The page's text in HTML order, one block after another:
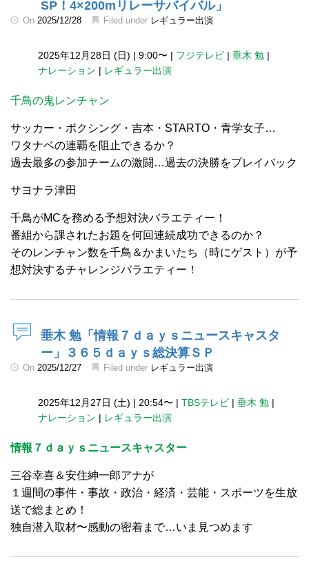
SP！4×200mリレーサバイバル」
On 2025/12/28 Filed under レギュラー出演
2025年12月28日 (日) | 9:00〜 | フジテレビ | 垂木 勉 |
ナレーション | レギュラー出演
千鳥の鬼レンチャン
サッカー・ボクシング・吉本・STARTO・青学女子…
ワタナベの連覇を阻止できるか？
過去最多の参加チームの激闘…過去の決勝をプレイバック
サヨナラ津田
千鳥がMCを務める予想対決バラエティー！
番組から課されたお題を何回連続成功できるのか？
そのレンチャン数を千鳥＆かまいたち（時にゲスト）が予
想対決するチャレンジバラエティー！
垂木 勉「情報７ｄａｙｓニュースキャスタ
ー」３６５ｄａｙｓ総決算ＳＰ
On 2025/12/27 Filed under レギュラー出演
2025年12月27日 (土) | 20:54〜 | TBSテレビ | 垂木 勉 |
ナレーション | レギュラー出演
情報７ｄａｙｓニュースキャスター
三谷幸喜＆安住紳一郎アナが
１週間の事件・事故・政治・経済・芸能・スポーツを生放
送で総まとめ！
独自潜入取材〜感動の密着まで…いま見つめます